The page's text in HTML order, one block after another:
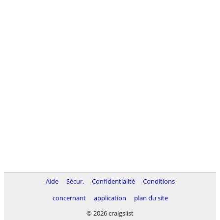
Aide Sécur. Confidentialité
Conditions
concernant
application
plan du site
© 2026 craigslist